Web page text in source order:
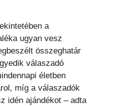
a
ugyan vesz
összeghatár
válaszadó
életben
míg a válaszadók
idén ajándékot – adta